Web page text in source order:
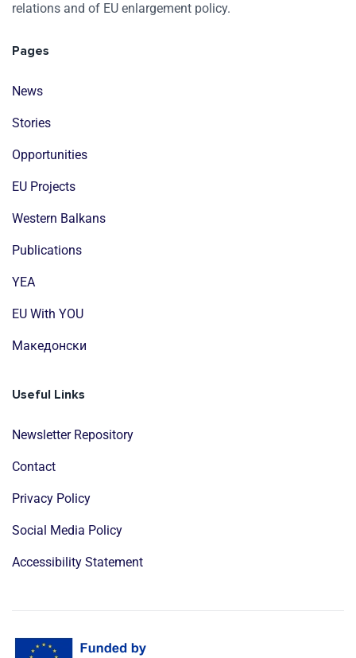
relations and of EU enlargement policy.
Pages
News
Stories
Opportunities
EU Projects
Western Balkans
Publications
YEA
EU With YOU
Mакедонски
Useful Links
Newsletter Repository
Contact
Privacy Policy
Social Media Policy
Accessibility Statement